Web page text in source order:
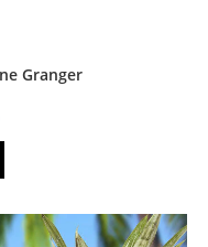
Granger